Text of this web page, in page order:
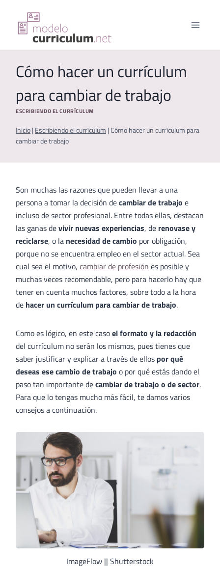
contenido
Cómo hacer un currículum
para cambiar de trabajo
ESCRIBIENDO EL CURRÍCULUM
Inicio | Escribiendo el currículum | Cómo hacer un currículum para
cambiar de trabajo
Son muchas las razones que pueden llevar a una
persona a tomar la decisión decambiar de trabajo e
incluso de sector profesional. Entre todas ellas, destacan
las ganas devivir nuevas experiencias, de renovase y
reciclarse, o la necesidad de cambio por obligación,
porque no se encuentra empleo en el sector actual. Sea
cual sea el motivo, cambiar de profesión es posible y
muchas veces recomendable, pero para hacerlo hay que
tener en cuenta muchos factores, sobre todo a la hora
de hacer un currículum para cambiar de trabajo.
Como es lógico, en este casoel formato y la redacción
del currículum no serán los mismos, pues tienes que
saber justificar y explicar a través de ellos por qué
deseas ese cambio de trabajo o por qué estás dando el
paso tan importante decambiar de trabajo o de sector.
Para que lo tengas mucho más fácil, te damos varios
consejos a continuación.
ImageFlow || Shutterstock